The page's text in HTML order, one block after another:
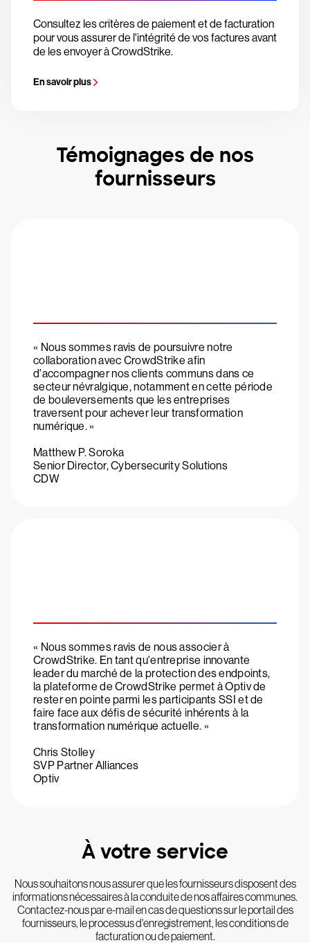
Consultez les critères de paiement et de facturation
pour vous assurer de l'intégrité de vos factures avant
de les envoyer à CrowdStrike.
En savoir plus
Témoignages de nos
fournisseurs
« Nous sommes ravis de poursuivre notre
collaboration avec CrowdStrike afin
d'accompagner nos clients communs dans ce
secteur névralgique, notamment en cette période
de bouleversements que les entreprises
traversent pour achever leur transformation
numérique. »
Matthew P. Soroka
Senior Director, Cybersecurity Solutions
CDW
« Nous sommes ravis de nous associer à
CrowdStrike. En tant qu'entreprise innovante
leader du marché de la protection des endpoints,
la plateforme de CrowdStrike permet à Optiv de
rester en pointe parmi les participants SSI et de
faire face aux défis de sécurité inhérents à la
transformation numérique actuelle. »
Chris Stolley
SVP Partner Alliances
Optiv
À votre service
Nous souhaitons nous assurer que les fournisseurs disposent des
informations nécessaires à la conduite de nos affaires communes.
Contactez-nous par e-mail en cas de questions sur le portail des
fournisseurs, le processus d'enregistrement, les conditions de
facturation ou de paiement.